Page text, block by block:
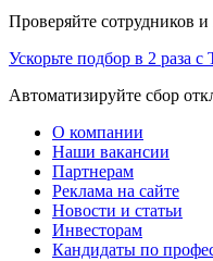
Проверяйте сотрудников
Ускорьте подбор в 2 раза с
Автоматизируйте сбор
О компании
Наши вакансии
Партнерам
Реклама на сайте
Новости и статьи
Инвесторам
Кандидаты по